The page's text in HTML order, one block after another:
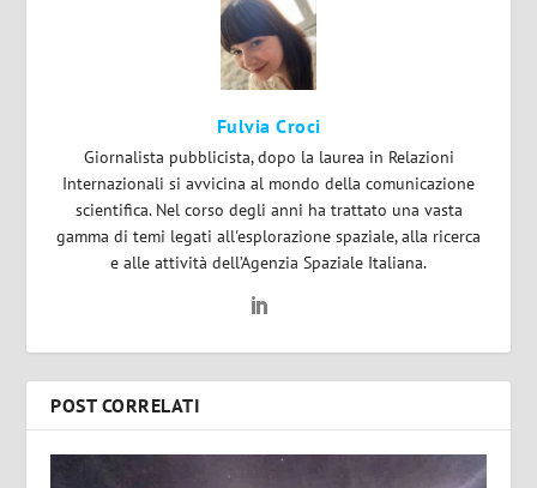
Fulvia Croci
Giornalista pubblicista, dopo la laurea in Relazioni
Internazionali si avvicina al mondo della comunicazione
scientifica. Nel corso degli anni ha trattato una vasta
gamma di temi legati all'esplorazione spaziale, alla ricerca
e alle attività dell’Agenzia Spaziale Italiana.
POST CORRELATI